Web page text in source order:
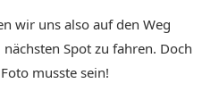
wir uns also auf den Weg
Spot zu fahren. Doch
musste sein!